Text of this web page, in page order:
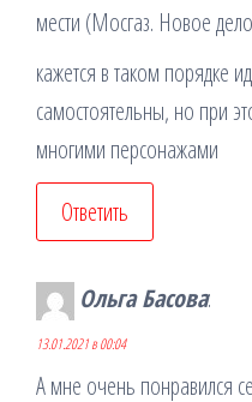
мести (Мосгаз. Новое
кажется в таком порядке
самостоятельны, но при
многими персонажами
Ответить
Ольга Басова:
13.01.2021 в 00:04
А мне очень понравился